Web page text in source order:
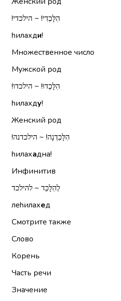
הִלָּכְדִי!‏ ~ הילכדי!‏
hилахди!
Множественное число
Мужской род
הִלָּכְדוּ!‏ ~ הילכדו!‏
hилахду!
Женский род
הִלָּכַדְנָה!‏ ~ הילכדנה!‏
hилахадна!
Инфинитив
לְהִלָּכֵד ~ להילכד
леhилахед
Смотрите также
Слово
Корень
Часть речи
Значение